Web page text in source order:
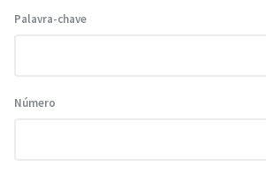
Palavra-chave
Número